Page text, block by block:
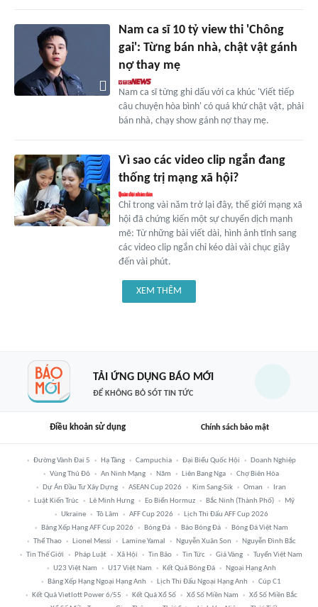
Nam ca sĩ 10 tỷ view thi 'Chông
gai': Từng bán nhà, chật vật gánh
nợ thay mẹ
Nam ca sĩ từng ghi dấu với ca khúc 'Viết tiếp
câu chuyện hòa bình' có quá khứ chật vật, phải
bán nhà, chạy show gánh nợ thay mẹ.
Vì sao các video clip ngắn đang
thống trị mạng xã hội?
Chỉ trong vài năm trở lại đây, thế giới mạng xã
hội đã chứng kiến một sự chuyển dịch mạnh
mẽ: Từ những bài viết dài, hình ảnh tĩnh sang
các video clip ngắn chỉ kéo dài vài chục giây
đến vài phút.
XEM THÊM
TẢI ỨNG DỤNG BÁO MỚI
ĐỂ KHÔNG BỎ SÓT TIN TỨC
Điều khoản sử dụng Chính sách bảo mật
Đường Vành Đai 5 Hạ Tầng Campuchia Đại Biểu Quốc Hội
Doanh Nghiệp
Vùng Thủ Đô
An Ninh Mạng Năm Liên Bang Nga
Chợ Biên Hòa
Dự Án Đầu Tư Xây Dựng
ASEAN Cup 2026 Kim Sang-Sik Oman
Iran
Luật Kiến Trúc
Lê Minh Hưng Eo Biển Hormuz Bắc Ninh (thành Phố)
Mỹ
Ukraine
Tô Lâm AFF Cup 2026
Lịch Thi Đấu AFF Cup 2026
Bảng Xếp Hạng AFF Cup 2026
Bóng Đá Báo Bóng Đá
Bóng Đá Việt Nam
Thể Thao
Lionel Messi Lamine Yamal Nguyễn Xuân Son
Nguyễn Đình Bắc
Tin Thế Giới
Pháp Luật Xã Hội Tin Bão Tin Tức Giá Vàng
Tuyển Việt Nam
U23 Việt Nam
U17 Việt Nam Kết Quả Bóng Đá
Ngoại Hạng Anh
Bảng Xếp Hạng Ngoại Hạng Anh
Lịch Thi Đấu Ngoại Hạng Anh
Cúp C1
Kết Quả Vietlott Power 6/55
Kết Quả Xổ Số Xổ Số Miền Nam
Xổ Số Miền Bắc